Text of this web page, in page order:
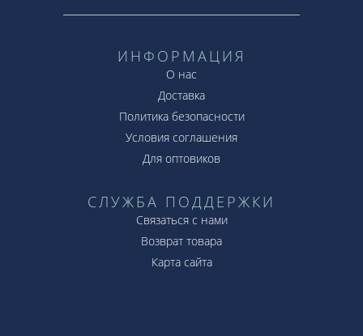
ИНФОРМАЦИЯ
О нас
Доставка
Политика безопасности
Условия соглашения
Для оптовиков
СЛУЖБА ПОДДЕРЖКИ
Связаться с нами
Возврат товара
Карта сайта